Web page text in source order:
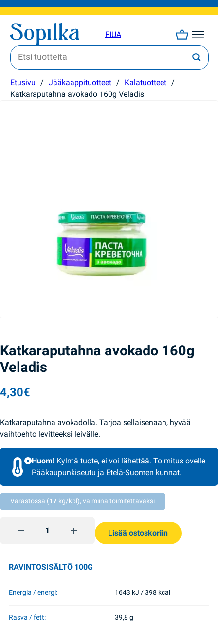
FIUA
Etusivu / Jääkaappituotteet / Kalatuotteet /
Katkaraputahna avokado 160g Veladis
Katkaraputahna avokado 160g
Veladis
4,30€
Katkaraputahna avokadolla. Tarjoa sellaisenaan, hyvää
vaihtoehto levitteeksi leivälle.
Huom! Kylmä tuote, ei voi lähettää. Toimitus ovelle
Pääkaupunkiseutu ja Etelä-Suomen kunnat.
Varastossa (17 kg/kpl), valmiina toimitettavaksi
Katkaraputahna avokado 160g Veladis quantity
Lisää ostoskoriin
RAVINTOSISÄLTÖ 100G
Energia / energi: 1643 kJ / 398 kcal
Rasva / fett: 39,8 g